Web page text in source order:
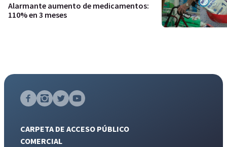
Alarmante aumento de medicamentos:
110% en 3 meses
CARPETA DE ACCESO PÚBLICO
COMERCIAL